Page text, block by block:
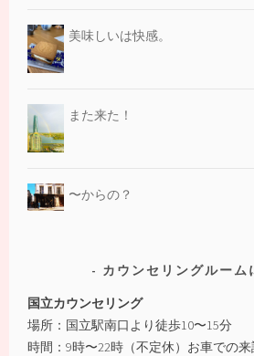
美味しいは快感。
また来た！
〜からの？
カウンセリングルーム
国立カウンセリング
場所：国立駅南口より徒歩10〜15分
時間：9時〜22時（不定休）お車での